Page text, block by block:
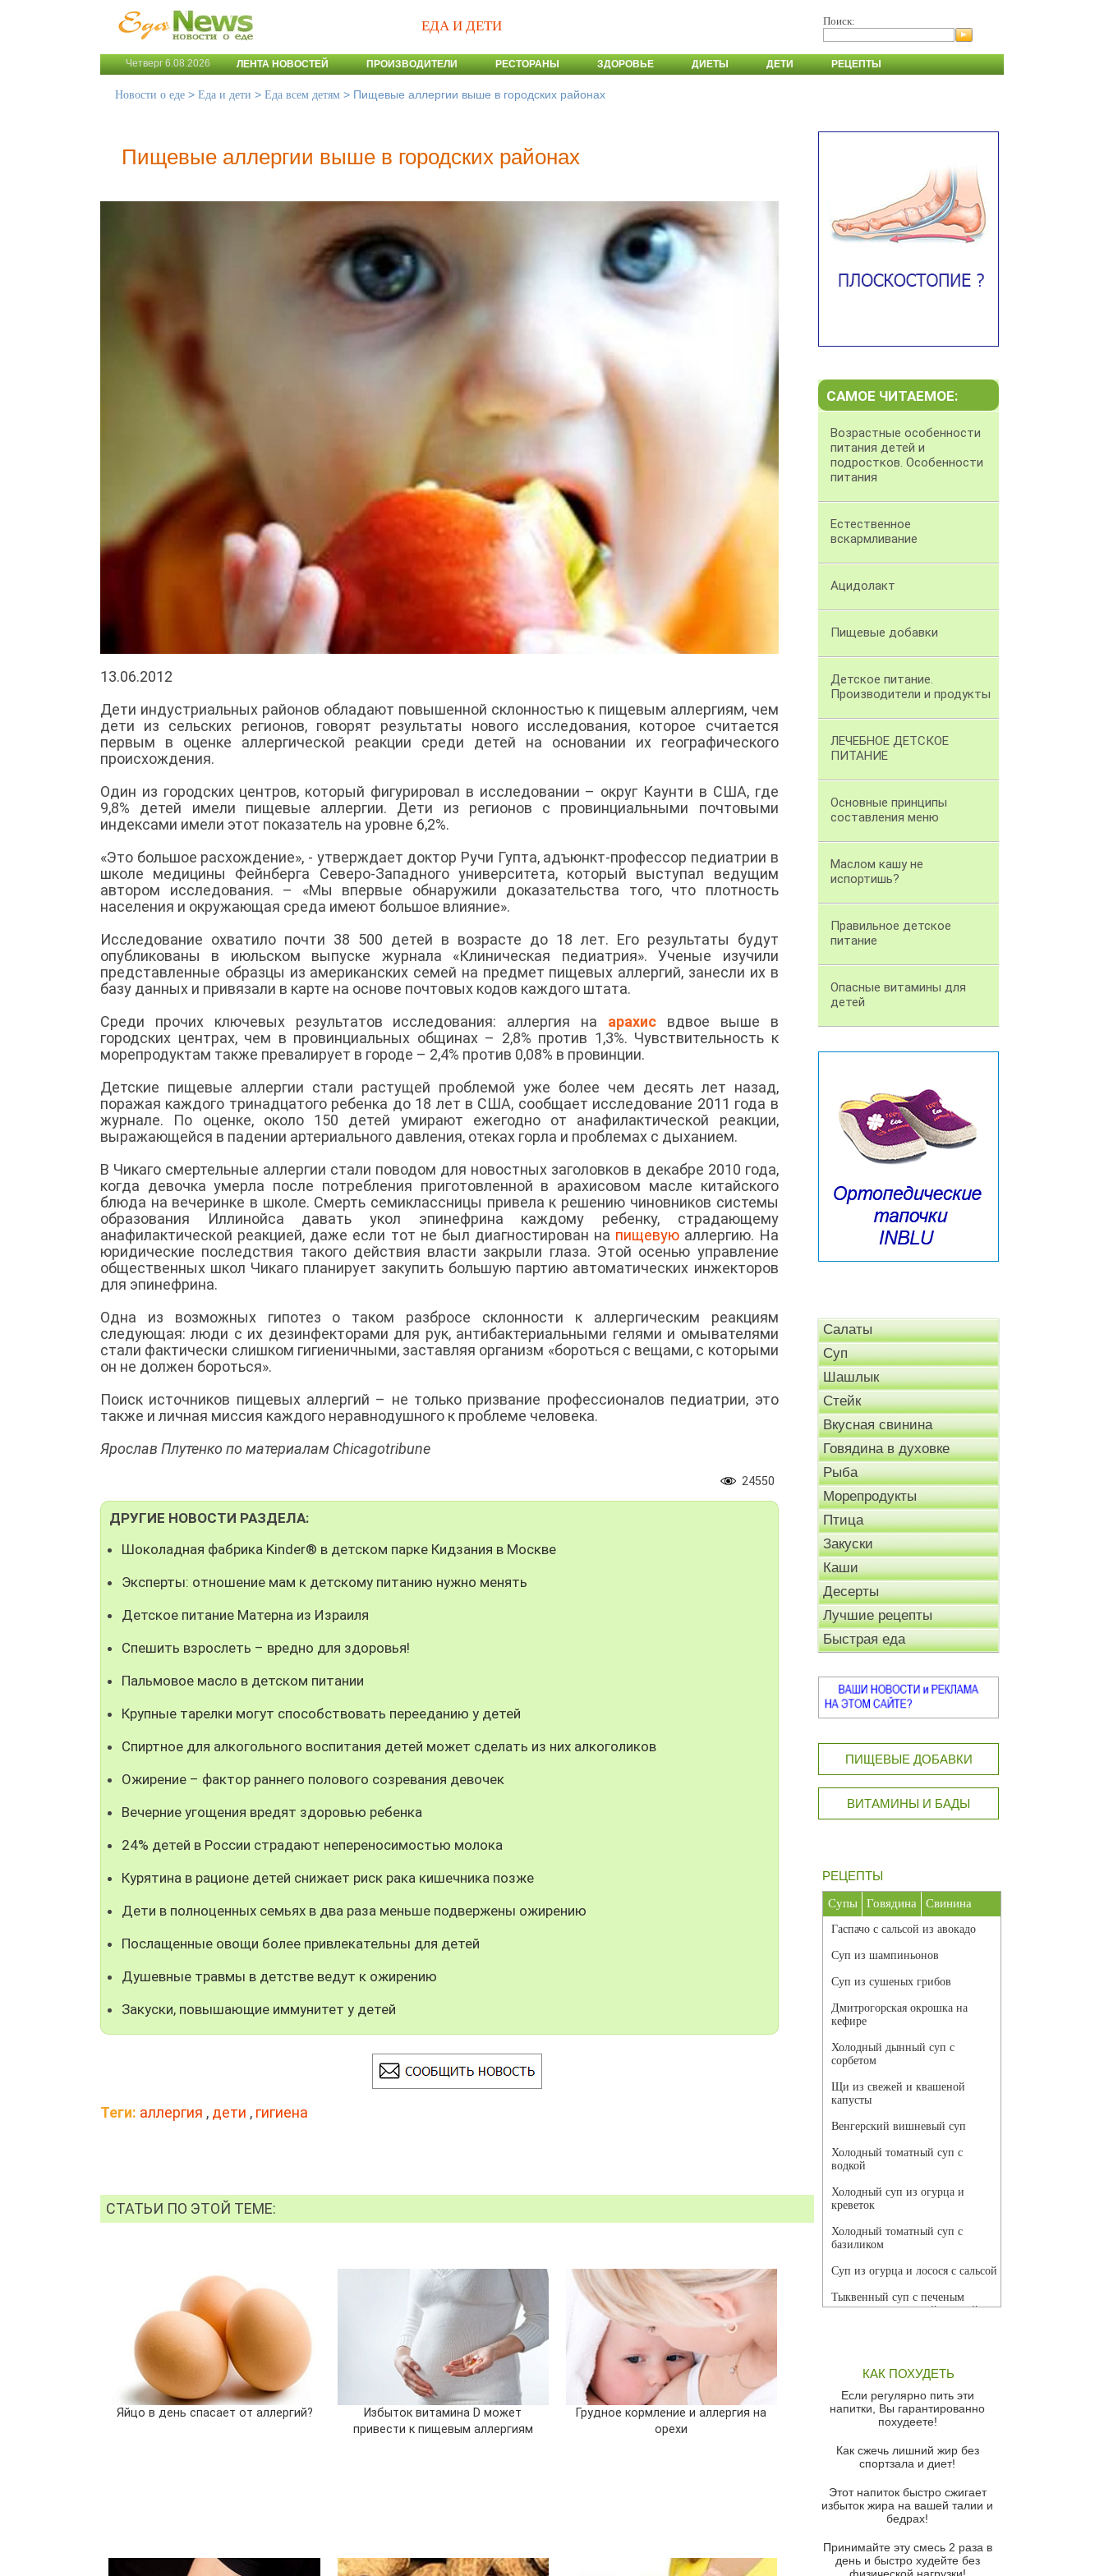
ЕДА И ДЕТИ Поиск:
Четверг 6.08.2026 ЛЕНТА НОВОСТЕЙ ПРОИЗВОДИТЕЛИ РЕСТОРАНЫ ЗДОРОВЬЕ ДИЕТЫ ДЕТИ РЕЦЕПТЫ
Новости о еде > Еда и дети > Еда всем детям > Пищевые аллергии выше в городских районах
Пищевые аллергии выше в городских районах
13.06.2012
Дети индустриальных районов обладают повышенной склонностью к пищевым аллергиям, чем
дети из сельских регионов, говорят результаты нового исследования, которое считается
первым в оценке аллергической реакции среди детей на основании их географического
происхождения.
Один из городских центров, который фигурировал в исследовании – округ Каунти в США, где
9,8% детей имели пищевые аллергии. Дети из регионов с провинциальными почтовыми
индексами имели этот показатель на уровне 6,2%.
«Это большое расхождение», - утверждает доктор Ручи Гупта, адъюнкт-профессор педиатрии в
школе медицины Фейнберга Северо-Западного университета, который выступал ведущим
автором исследования. – «Мы впервые обнаружили доказательства того, что плотность
населения и окружающая среда имеют большое влияние».
Исследование охватило почти 38 500 детей в возрасте до 18 лет. Его результаты будут
опубликованы в июльском выпуске журнала «Клиническая педиатрия». Ученые изучили
представленные образцы из американских семей на предмет пищевых аллергий, занесли их в
базу данных и привязали в карте на основе почтовых кодов каждого штата.
Среди прочих ключевых результатов исследования: аллергия на арахисвдвое выше в
городских центрах, чем в провинциальных общинах – 2,8% против 1,3%. Чувствительность к
морепродуктам также превалирует в городе – 2,4% против 0,08% в провинции.
Детские пищевые аллергии стали растущей проблемой уже более чем десять лет назад,
поражая каждого тринадцатого ребенка до 18 лет в США, сообщает исследование 2011 года в
журнале. По оценке, около 150 детей умирают ежегодно от анафилактической реакции,
выражающейся в падении артериального давления, отеках горла и проблемах с дыханием.
В Чикаго смертельные аллергии стали поводом для новостных заголовков в декабре 2010 года,
когда девочка умерла после потребления приготовленной в арахисовом масле китайского
блюда на вечеринке в школе. Смерть семиклассницы привела к решению чиновников системы
образования Иллинойса давать укол эпинефрина каждому ребенку, страдающему
анафилактической реакцией, даже если тот не был диагностирован на пищевую аллергию. На
юридические последствия такого действия власти закрыли глаза. Этой осенью управление
общественных школ Чикаго планирует закупить большую партию автоматических инжекторов
для эпинефрина.
Одна из возможных гипотез о таком разбросе склонности к аллергическим реакциям
следующая: люди с их дезинфекторами для рук, антибактериальными гелями и омывателями
стали фактически слишком гигиеничными, заставляя организм «бороться с вещами, с которыми
он не должен бороться».
Поиск источников пищевых аллергий – не только призвание профессионалов педиатрии, это
также и личная миссия каждого неравнодушного к проблеме человека.
Ярослав Плутенко по материалам Chicagotribune
24550
ДРУГИЕ НОВОСТИ РАЗДЕЛА:
Шоколадная фабрика Kinder® в детском парке Кидзания в Москве
Эксперты: отношение мам к детскому питанию нужно менять
Детское питание Матерна из Израиля
Спешить взрослеть – вредно для здоровья!
Пальмовое масло в детском питании
Крупные тарелки могут способствовать перееданию у детей
Спиртное для алкогольного воспитания детей может сделать из них алкоголиков
Ожирение – фактор раннего полового созревания девочек
Вечерние угощения вредят здоровью ребенка
24% детей в России страдают непереносимостью молока
Курятина в рационе детей снижает риск рака кишечника позже
Дети в полноценных семьях в два раза меньше подвержены ожирению
Послащенные овощи более привлекательны для детей
Душевные травмы в детстве ведут к ожирению
Закуски, повышающие иммунитет у детей
Теги: аллергия , дети , гигиена
СТАТЬИ ПО ЭТОЙ ТЕМЕ:
Яйцо в день спасает от аллергий?
Избыток витамина D может
привести к пищевым аллергиям
Грудное кормление и аллергия на
орехи
САМОЕ ЧИТАЕМОЕ:
Возрастные особенности
питания детей и
подростков. Особенности
питания
Естественное
вскармливание
Ацидолакт
Пищевые добавки
Детское питание.
Производители и продукты
ЛЕЧЕБНОЕ ДЕТСКОЕ
ПИТАНИЕ
Основные принципы
составления меню
Маслом кашу не
испортишь?
Правильное детское
питание
Опасные витамины для
детей
Салаты
Суп
Шашлык
Стейк
Вкусная свинина
Говядина в духовке
Рыба
Морепродукты
Птица
Закуски
Каши
Десерты
Лучшие рецепты
Быстрая еда
ПИЩЕВЫЕ ДОБАВКИ
ВИТАМИНЫ И БАДЫ
РЕЦЕПТЫ
Супы Говядина Свинина
Гаспачо с сальсой из авокадо
Суп из шампиньонов
Суп из сушеных грибов
Дмитрогорская окрошка на
кефире
Холодный дынный суп с
сорбетом
Щи из свежей и квашеной
капусты
Венгерский вишневый суп
Холодный томатный суп с
водкой
Холодный суп из огурца и
креветок
Холодный томатный суп с
базиликом
Суп из огурца и лосося с сальсой
Тыквенный суп с печеным
чесноком и томатной сальсой
красного перца
Парижский луковый суп
Суп из спаржи и горошка с
Суп-крем из цветной капусты
Французский луковый суп
Суп из баклажанов с моцареллой
Грибной крем-суп с кростини с
козьим сыром
КАК ПОХУДЕТЬ
Если регулярно пить эти
напитки, Вы гарантированно
похудеете!
Как сжечь лишний жир без
спортзала и диет!
Этот напиток быстро сжигает
избыток жира на вашей талии и
бедрах!
Принимайте эту смесь 2 раза в
день и быстро худейте без